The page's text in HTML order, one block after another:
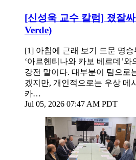
[신성욱 교수 칼럼] 졌잘
Verde)
[1] 아침에 근래 보기 드문 명
‘아르헨티나와 카보 베르데’
강전 말이다. 대부분이 팀으로
겠지만, 개인적으로는 우상 메
카…
Jul 05, 2026 07:47 AM PDT